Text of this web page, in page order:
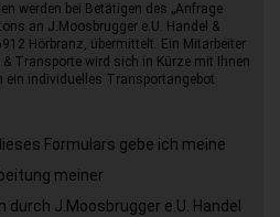
werden bei Betätigen des „Anfrage
an J.Moosbrugger e.U. Handel &
Hörbranz, übermittelt. Ein Mitarbeiter
Transporte wird sich in Kürze mit Ihnen
ein individuelles Transportangebot
Formulars gebe ich meine
meiner
J.Moosbrugger e.U. Handel